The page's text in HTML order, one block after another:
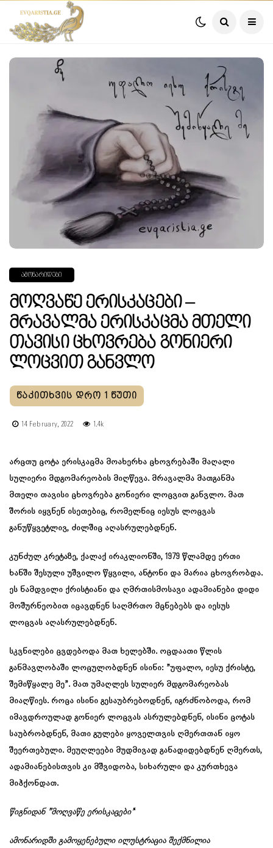
ᲐᲛᲝᲜᲐᲠᲘᲓᲔᲑᲘ
Მოღვაწე Ერისკაცები –
Მრავალმა Ერისკაცმა Მთელი
Თავისი Ცხოვრება Გონიერი
Ლოცვით Განვლო
14 February, 2022 1.4k
არცთუ ცოტა ერისკაცმა მოახერხა ცხოვრებაში მაღალი
სულიერი მდგომარეობის მიღწევა. მრავალმა მათგანმა
მთელი თავისი ცხოვრება გონიერი ლოცვით განვლო. მათ
შორის იყვნენ ისეთებიც, რომელნიც იესუს ლოცვას
განუწყვეტლივ, ძილშიც აღასრულებდნენ.
კუნძულ კრეტაზე, ქალაქ ირაკლიონში, 1979 წლამდე ერთი
ხანში შესული უშვილო წყვილი, ანტონი და მარია ცხოვრობდა.
ეს ნამდვილი ქრისტიანი და ღმრთისმოსავი ადამიანები დიდი
მოშურნეობით იცავდნენ საღმრთო მცნებებს და იესუს
ლოცვას აღასრულებდნენ.
სკვნილები ცვდებოდა მათ ხელებში. ოცდაათი წლის
განმავლობაში ლოცულობდნენ ისინი: ”უფალო, იესუ ქრისტე,
შემიწყალე მე”. მათ უმაღლეს სულიერ მდგომარეობას
მიაღწიეს. როცა ისინი გესაუბრებოდნენ, იგრძნობოდა, რომ
იმავდროულად გონიერ ლოცვას ასრულებდნენ, ისინი ცოტას
საუბრობდნენ, მათი გულები ყოველთვის ღმერთთან იყო
შეერთებული. მეუღლეები მუდმივად განადიდებდნენ ღმერთს,
ადამიანებისთვის კი მშვიდობა, სიხარული და კურთხევა
მიჰქონდათ.
წიგნიდან ”მოღვაწე ერისკაცები’‘
ამონარიდში გამოყენებული ილუსტრაცია შექმნილია